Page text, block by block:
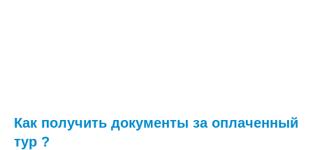
Как получить документы за оплаченный
тур ?